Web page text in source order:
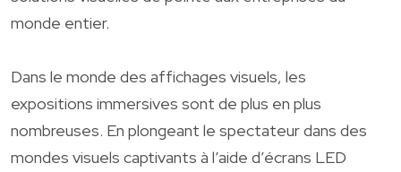
monde entier.
Dans le monde des affichages visuels, les
expositions immersives sont de plus en plus
nombreuses. En plongeant le spectateur dans des
mondes visuels captivants à l’aide d’écrans LED